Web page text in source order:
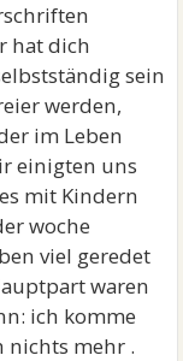
hat dich
sein
werden,
im Leben
einigten uns
mit Kindern
woche
viel geredet
waren
ich komme
nichts mehr .